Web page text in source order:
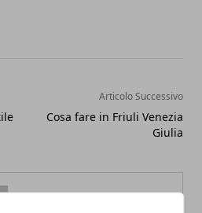
Articolo Successivo
Cosa fare in Friuli Venezia
Giulia